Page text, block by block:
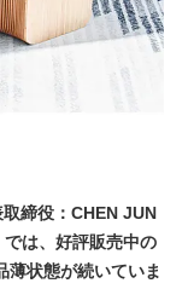
締役：CHEN JUN
は、好評販売中の
薄状態が続いていま